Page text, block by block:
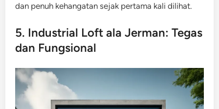
dan penuh kehangatan sejak pertama kali dilihat.
5. Industrial Loft ala Jerman: Tegas
dan Fungsional